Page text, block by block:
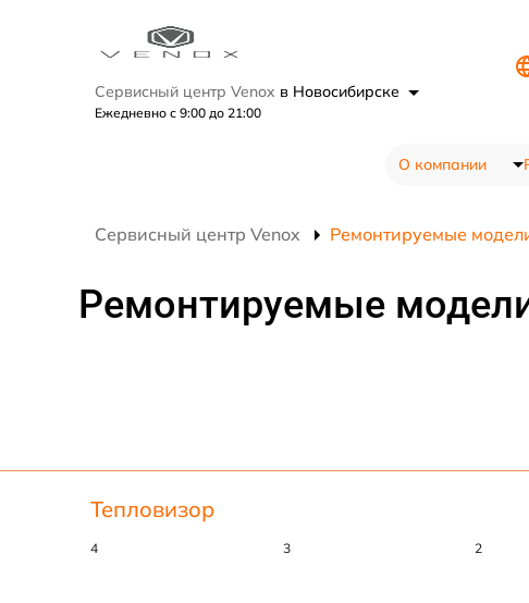
Сервисный центр Venox в Новосибирске
Ежедневно с 9:00 до 21:00
О компании
Сервисный центр Venox Ремонтируемые
Ремонтируемые
Тепловизор
4 3 2